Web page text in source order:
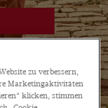
zu verbessern,
Marketingaktivitäten
klicken, stimmen